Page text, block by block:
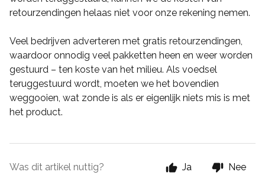
retourzendingen helaas niet voor onze rekening nemen.
Veel bedrijven adverteren met gratis retourzendingen,
waardoor onnodig veel pakketten heen en weer worden
gestuurd – ten koste van het milieu. Als voedsel
teruggestuurd wordt, moeten we het bovendien
weggooien, wat zonde is als er eigenlijk niets mis is met
het product.
Was dit artikel nuttig? Ja Nee